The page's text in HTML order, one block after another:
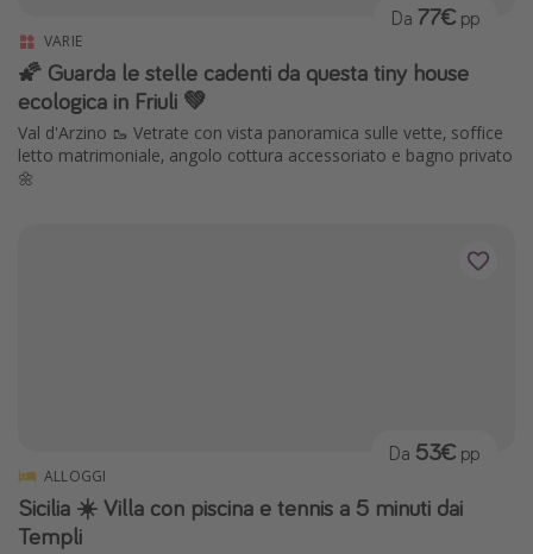
VARIE
🌠 Guarda le stelle cadenti da questa tiny house
ecologica in Friuli 💚
Val d'Arzino 🥾 Vetrate con vista panoramica sulle vette, soffice
letto matrimoniale, angolo cottura accessoriato e bagno privato
🌼
Da 77€ pp
ALLOGGI
Sicilia ☀️ Villa con piscina e tennis a 5 minuti dai
Templi
Da 53€ pp